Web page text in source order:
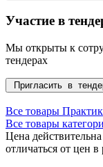
Участие в
Мы открыты к
тендерах
Пригласить в
Все товары Практик
Все товары
Цена
отличаться от цен